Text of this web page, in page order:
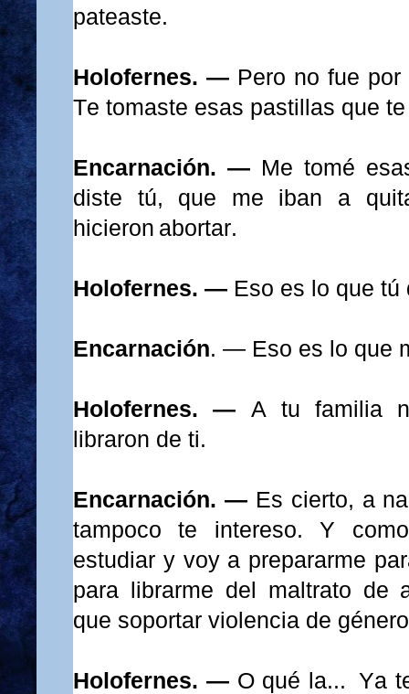
pateaste.
Holofernes. — Pero no fue
Te tomaste esas pastillas que
Encarnación. — Me tomé
diste tú, que me iban a
hicieron abortar.
Holofernes. — Eso es lo que tú
Encarnación. — Eso es lo que
Holofernes. — A tu familia
libraron de ti.
Encarnación. — Es cierto, a
tampoco te intereso. Y
estudiar y voy a prepararme
para librarme del maltrato de
que soportar violencia de
Holofernes. — O qué la... Ya